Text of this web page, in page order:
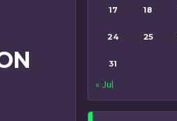
17 18
24 25
31
« Jul